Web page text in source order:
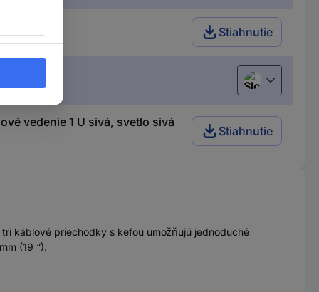
7035) Stiahnutie
Slovenčina
vedenie 1 U sivá, svetlo sivá
Stiahnutie
káblové priechodky s kefou umožňujú jednoduché
(19 “).